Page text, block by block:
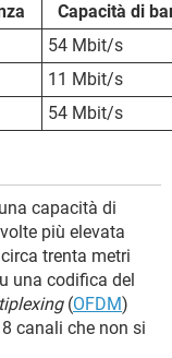
Capacità di
54 Mbit/s
11 Mbit/s
54 Mbit/s
capacità di
più elevata
trenta metri
una codifica del
(OFDM)
canali che non si